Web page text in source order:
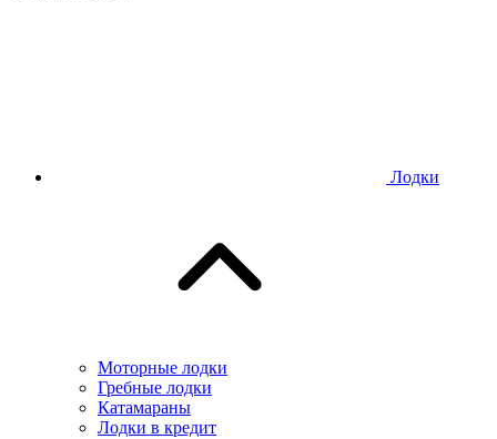
Лодки
Моторные лодки
Гребные лодки
Катамараны
Лодки в кредит